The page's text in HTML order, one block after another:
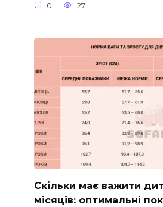
0 27
Скільки має важити
місяців: оптимальні